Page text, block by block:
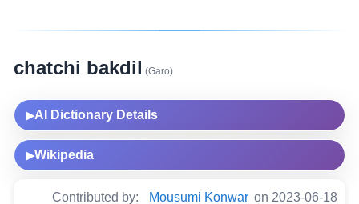
chatchi bakdil (Garo)
▶AI Dictionary Details
▶Wikipedia
Contributed by: Mousumi Konwar on 2023-06-18